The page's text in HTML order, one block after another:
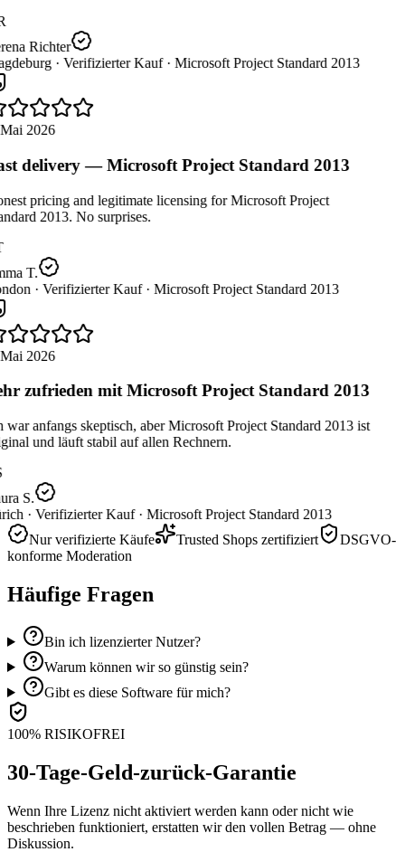
Richter
· Verifizierter Kauf · Microsoft Project Standard 2013
2026
delivery — Microsoft Project Standard 2013
pricing and legitimate licensing for Microsoft Project
2013. No surprises.
T.
· Verifizierter Kauf · Microsoft Project Standard 2013
2026
zufrieden mit Microsoft Project Standard 2013
war anfangs skeptisch, aber Microsoft Project Standard 2013 ist
und läuft stabil auf allen Rechnern.
S.
· Verifizierter Kauf · Microsoft Project Standard 2013
Nur verifizierte Käufe
Trusted Shops zertifiziert
DSGVO-
konforme Moderation
Häufige Fragen
Bin ich lizenzierter Nutzer?
Warum können wir so günstig sein?
Gibt es diese Software für mich?
100% RISIKOFREI
30-Tage-Geld-zurück-Garantie
Wenn Ihre Lizenz nicht aktiviert werden kann oder nicht wie
beschrieben funktioniert, erstatten wir den vollen Betrag — ohne
Diskussion.